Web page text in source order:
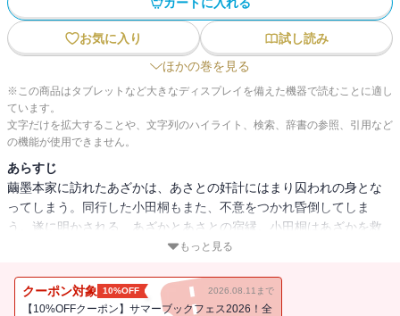
お気に入り
試し読み
ほかの巻を見る
※この商品はタブレットなど大きなディスプレイを備えた機器で読むことに適し
ています。
文字だけを拡大することや、文字列のハイライト、検索、辞書の参照、引用など
の機能が使用できません。
あらすじ
繭墨本家に訪れたあざかは、あさとの奸計にはまり囚われの身とな
ってしまう。同行した小田桐もまた、不意をつかれ昏倒してしま
う。遂に明かされる、あざかとあさとの宿縁。小田桐はあざかを救
もっと見る
クーポン対象 10%OFF 2026.08.11まで
【10%OFFクーポン】サマーブックフェス2026！全